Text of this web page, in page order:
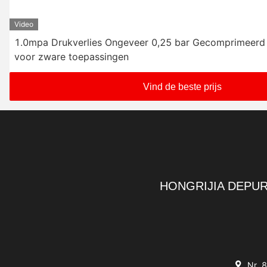
Video
1.0mpa Drukverlies Ongeveer 0,25 bar
voor zware toepassingen
Vind de beste prijs
HONGRIJIA
Nr.